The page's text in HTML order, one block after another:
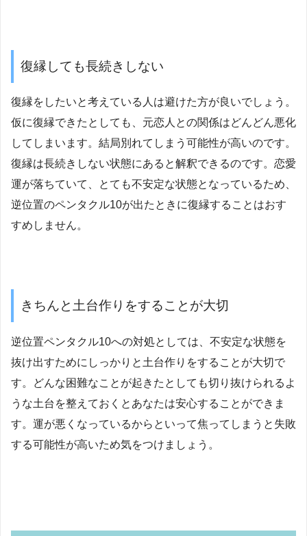
復縁しても長続きしない
復縁をしたいと考えている人は避けた方が良いでしょう。
仮に復縁できたとしても、元恋人との関係はどんどん悪化
してしまいます。結局別れてしまう可能性が高いのです。
復縁は長続きしない状態にあると解釈できるのです。恋愛
運が落ちていて、とても不安定な状態となっているため、
逆位置のペンタクル10が出たときに復縁することはおす
すめしません。
きちんと土台作りをすることが大切
逆位置ペンタクル10への対処としては、不安定な状態を
抜け出すためにしっかりと土台作りをすることが大切で
す。どんな困難なことが起きたとしても切り抜けられるよ
うな土台を整えておくとあなたは安心することができま
す。運が悪くなっているからといって焦ってしまうと失敗
する可能性が高いため気をつけましょう。